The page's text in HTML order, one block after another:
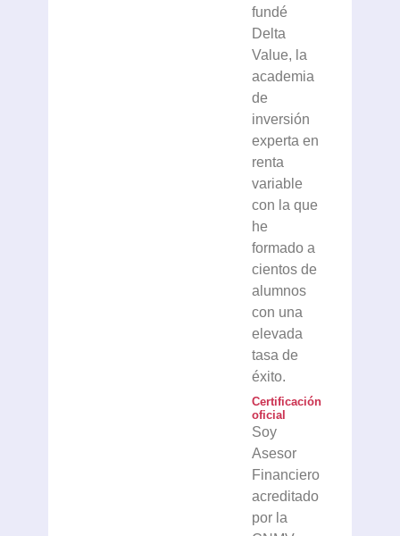
fundé
Delta
Value, la
academia
de
inversión
experta en
renta
variable
con la que
he
formado a
cientos de
alumnos
con una
elevada
tasa de
éxito.
Certificación
oficial
Soy
Asesor
Financiero
acreditado
por la